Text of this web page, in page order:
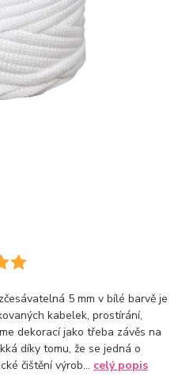
5 mm v bílé barvě je
kabelek, prostírání,
dekorací jako třeba závěs na
díky tomu, že se jedná o
čištění výrob... celý popis